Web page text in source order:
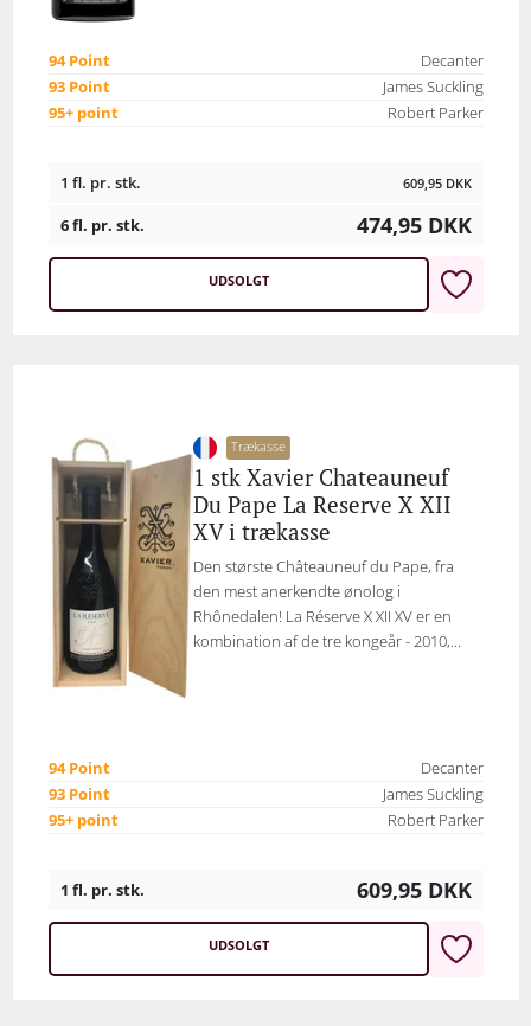
94 Point
Decanter
93 Point
James Suckling
95+ point
Robert Parker
1 fl. pr. stk. 609,95 DKK
6 fl. pr. stk. 474,95 DKK
UDSOLGT
Trækasse
1 stk Xavier Chateauneuf
Du Pape La Reserve X XII
XV i trækasse
Den største Châteauneuf du Pape, fra
den mest anerkendte ønolog i
Rhônedalen! La Réserve X XII XV er en
kombination af de tre kongeår - 2010,...
94 Point
Decanter
93 Point
James Suckling
95+ point
Robert Parker
1 fl. pr. stk. 609,95 DKK
UDSOLGT